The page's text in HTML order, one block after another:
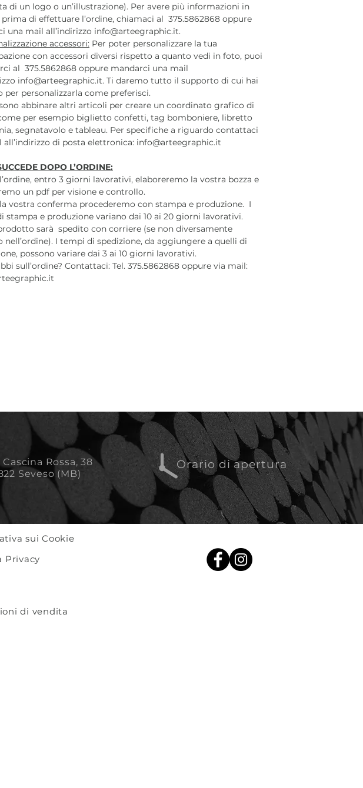
di un logo o un’illustrazione). Per avere più informazioni in
di effettuare l’ordine, chiamaci al 375.5862868 oppure
una mail all’indirizzo info@arteegraphic.it.
accessori: Per poter personalizzare la tua
con accessori diversi rispetto a quanto vedi in foto, puoi
al 375.5862868 oppure mandarci una mail
info@arteegraphic.it. Ti daremo tutto il supporto di cui hai
per personalizzarla come preferisci.
abbinare altri articoli per creare un coordinato grafico di
per esempio biglietto confetti, tag bomboniere, libretto
segnatavolo e tableau. Per specifiche a riguardo contattaci
all’indirizzo di posta elettronica: info@arteegraphic.it
DOPO L’ORDINE:
entro 3 giorni lavorativi, elaboreremo la vostra bozza e
un pdf per visione e controllo.
la vostra conferma procederemo con stampa e produzione. I
stampa e produzione variano dai 10 ai 20 giorni lavorativi.
sarà spedito con corriere (se non diversamente
nell’ordine). I tempi di spedizione, da aggiungere a quelli di
possono variare dai 3 ai 10 giorni lavorativi.
sull’ordine? Contattaci: Tel. 375.5862868 oppure via mail:
Orario di apertura
Cascina Rossa, 38
Seveso (MB)
sui Cookie
Privacy
di vendita